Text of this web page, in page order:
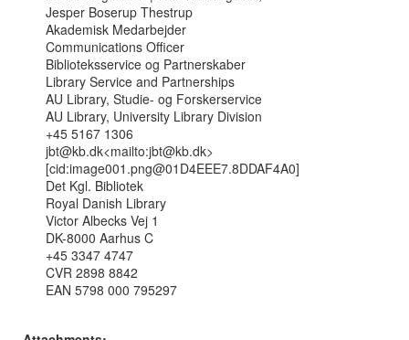
Jesper Boserup Thestrup
Akademisk Medarbejder
Communications Officer
Biblioteksservice og Partnerskaber
Library Service and Partnerships
AU Library, Studie- og Forskerservice
AU Library, University Library Division
+45 5167 1306
jbt@kb.dk<mailto:jbt@kb.dk>
[cid:image001.png@01D4EEE7.8DDAF4A0]
Det Kgl. Bibliotek
Royal Danish Library
Victor Albecks Vej 1
DK-8000 Aarhus C
+45 3347 4747
CVR 2898 8842
EAN 5798 000 795297